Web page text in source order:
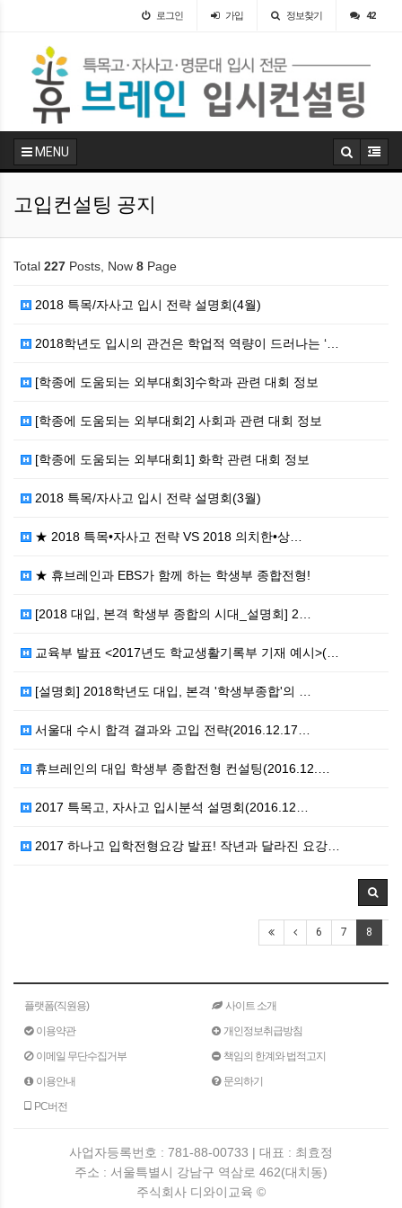
로그인 가입 정보찾기 42
MENU
고입컨설팅 공지
Total 227 Posts, Now 8 Page
2018 특목/자사고 입시 전략 설명회(4월)
2018학년도 입시의 관건은 학업적 역량이 드러나는 ‘…
[학종에 도움되는 외부대회3]수학과 관련 대회 정보
[학종에 도움되는 외부대회2] 사회과 관련 대회 정보
[학종에 도움되는 외부대회1] 화학 관련 대회 정보
2018 특목/자사고 입시 전략 설명회(3월)
★ 2018 특목•자사고 전략 VS 2018 의치한•상…
★ 휴브레인과 EBS가 함께 하는 학생부 종합전형!
[2018 대입, 본격 학생부 종합의 시대_설명회] 2…
교육부 발표 <2017년도 학교생활기록부 기재 예시>(…
[설명회] 2018학년도 대입, 본격 '학생부종합'의 …
서울대 수시 합격 결과와 고입 전략(2016.12.17…
휴브레인의 대입 학생부 종합전형 컨설팅(2016.12.…
2017 특목고, 자사고 입시분석 설명회(2016.12…
2017 하나고 입학전형요강 발표! 작년과 달라진 요강…
6 7 8
플랫폼(직원용)
사이트 소개
이용약관
개인정보취급방침
이메일 무단수집거부
책임의 한계와 법적고지
이용안내
문의하기
PC버전
사업자등록번호 : 781-88-00733 | 대표 : 최효정
주소 : 서울특별시 강남구 역삼로 462(대치동)
주식회사 디와이교육 ©